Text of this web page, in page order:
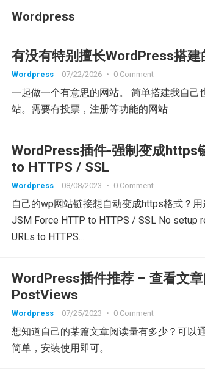
Wordpress
有没有特别擅长WordPress搭建
Wordpress 07/22/2026 • 0 Comment
一起做一个有意思的网站。 简单搭建我自
站。需要有投票，注册等功能的网站
WordPress插件-强制变成https
to HTTPS / SSL
Wordpress 08/08/2023 • 0 Comment
自己的wp网站链接想自动变成https格式？
JSM Force HTTP to HTTPS / SSL No setup
URLs to HTTPS…
WordPress插件推荐 – 查看文
PostViews
Wordpress 07/25/2023 • 0 Comment
想知道自己的某篇文章阅读量有多少？可以
简单，安装使用即可。